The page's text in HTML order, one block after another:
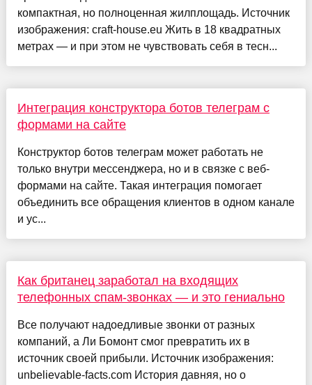
компактная, но полноценная жилплощадь. Источник
изображения: craft-house.eu Жить в 18 квадратных
метрах — и при этом не чувствовать себя в тесн...
Интеграция конструктора ботов телеграм с
формами на сайте
Конструктор ботов телеграм может работать не
только внутри мессенджера, но и в связке с веб-
формами на сайте. Такая интеграция помогает
объединить все обращения клиентов в одном канале
и ус...
Как британец заработал на входящих
телефонных спам-звонках — и это гениально
Все получают надоедливые звонки от разных
компаний, а Ли Бомонт смог превратить их в
источник своей прибыли. Источник изображения:
unbelievable-facts.com История давняя, но о